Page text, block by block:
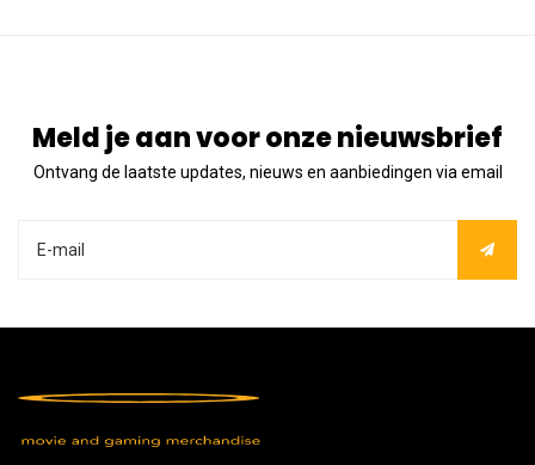
Meld je aan voor onze nieuwsbrief
Ontvang de laatste updates, nieuws en aanbiedingen via email